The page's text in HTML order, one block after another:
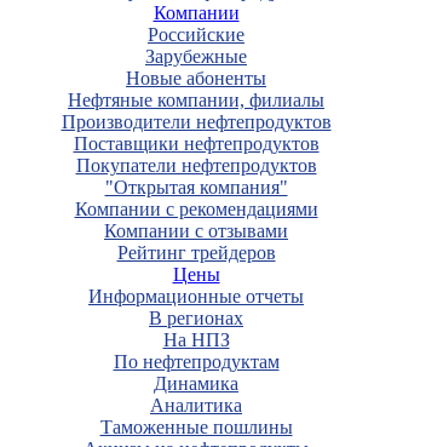
Компании
Российские
Зарубежные
Новые абоненты
Нефтяные компании, филиалы
Производители нефтепродуктов
Поставщики нефтепродуктов
Покупатели нефтепродуктов
"Открытая компания"
Компании с рекомендациями
Компании с отзывами
Рейтинг трейдеров
Цены
Информационные отчеты
В регионах
На НПЗ
По нефтепродуктам
Динамика
Аналитика
Таможенные пошлины